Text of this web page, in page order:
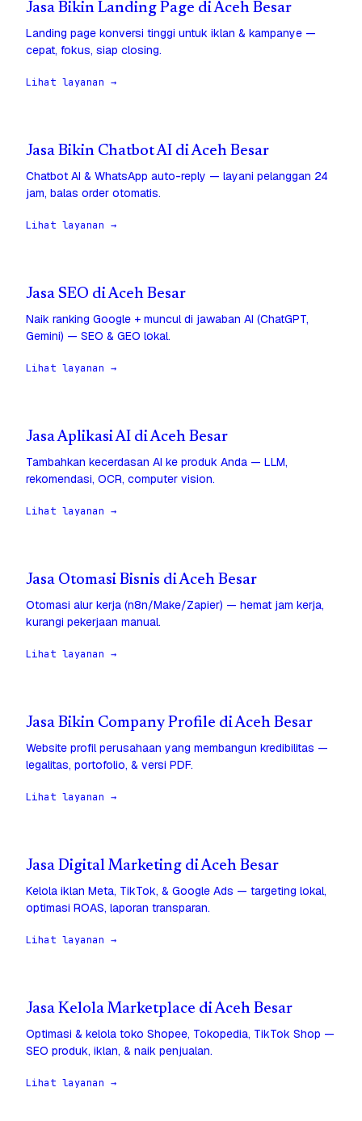
Jasa Bikin Landing Page di Aceh Besar
Landing page konversi tinggi untuk iklan & kampanye —
cepat, fokus, siap closing.
Lihat layanan →
Jasa Bikin Chatbot AI di Aceh Besar
Chatbot AI & WhatsApp auto-reply — layani pelanggan 24
jam, balas order otomatis.
Lihat layanan →
Jasa SEO di Aceh Besar
Naik ranking Google + muncul di jawaban AI (ChatGPT,
Gemini) — SEO & GEO lokal.
Lihat layanan →
Jasa Aplikasi AI di Aceh Besar
Tambahkan kecerdasan AI ke produk Anda — LLM,
rekomendasi, OCR, computer vision.
Lihat layanan →
Jasa Otomasi Bisnis di Aceh Besar
Otomasi alur kerja (n8n/Make/Zapier) — hemat jam kerja,
kurangi pekerjaan manual.
Lihat layanan →
Jasa Bikin Company Profile di Aceh Besar
Website profil perusahaan yang membangun kredibilitas —
legalitas, portofolio, & versi PDF.
Lihat layanan →
Jasa Digital Marketing di Aceh Besar
Kelola iklan Meta, TikTok, & Google Ads — targeting lokal,
optimasi ROAS, laporan transparan.
Lihat layanan →
Jasa Kelola Marketplace di Aceh Besar
Optimasi & kelola toko Shopee, Tokopedia, TikTok Shop —
SEO produk, iklan, & naik penjualan.
Lihat layanan →